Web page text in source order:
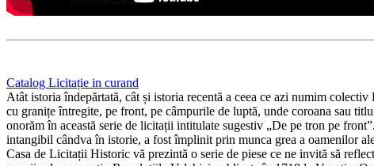
Catalog Licitație in curand
Atât istoria îndepărtată, cât și istoria recentă a ceea ce azi numim
cu granițe întregite, pe front, pe câmpurile de luptă, unde coroana sau
onorăm în această serie de licitații intitulate sugestiv „De pe tron pe
intangibil cândva în istorie, a fost împlinit prin munca grea a oamenilor
Casa de Licitații Historic vă prezintă o serie de piese ce ne invită să